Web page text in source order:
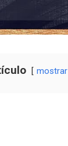
mostrar